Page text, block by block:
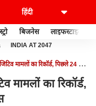
बिजनेस लाइफस्टाइल
INDIA AT 2047
मामलों का रिकॉर्ड, पिछले 24 घंटे
मामलों का रिकॉर्ड,